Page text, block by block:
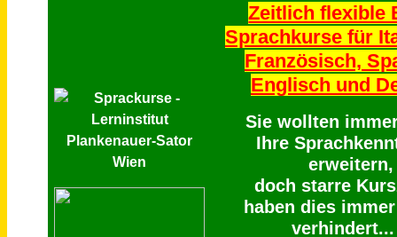
Zeitlich flexible
Sprachkurse für
Französisch,
Englisch und
Sie wollten
Ihre
erweitern,
doch starre
haben dies